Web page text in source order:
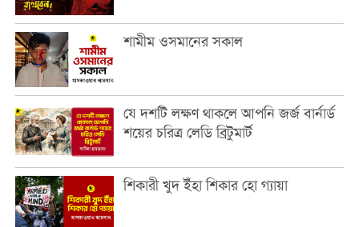
শামীম ওসমানের সকাল
যে দশটি লক্ষণ থাকলে আপনি জর্জ বার্নার্ড
শয়ের চরিত্র লেডি ব্রিটুমার্ট
শিকারী খুদ ইঁহা শিকার হো গ্যায়া